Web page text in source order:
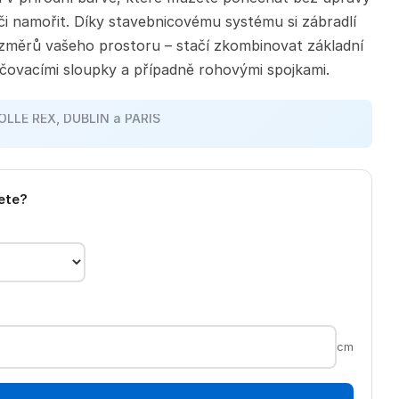
namořit. Díky stavebnicovému systému si zábradlí
vašeho prostoru – stačí zkombinovat základní
sloupky a případně rohovými spojkami.
po ČR
cm